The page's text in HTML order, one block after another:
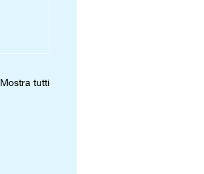
Mostra tutti